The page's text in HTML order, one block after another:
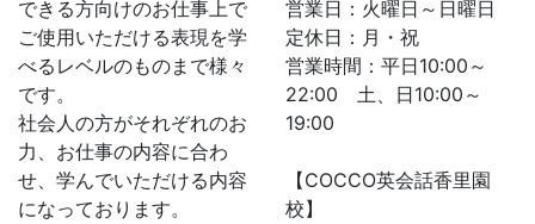
できる方向けのお仕事上で
ご使用いただける表現を学
べるレベルのものまで様々
です。
社会人の方がそれぞれのお
力、お仕事の内容に合わ
せ、学んでいただける内容
になっております。
営業日：火曜日～日曜日
定休日：月・祝
営業時間：平日10:00～
22:00 土、日10:00～
19:00
【COCCO英会話香里園
校】